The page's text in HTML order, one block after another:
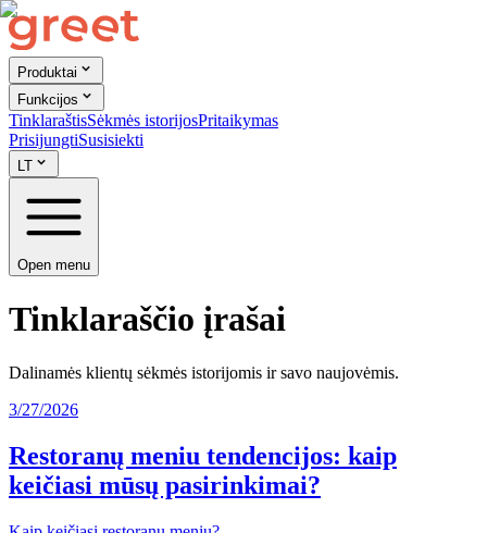
Produktai
Funkcijos
TinklaraštisSėkmės istorijosPritaikymas
PrisijungtiSusisiekti
LT
Open menu
Tinklaraščio įrašai
Dalinamės klientų sėkmės istorijomis ir savo naujovėmis.
3/27/2026
Restoranų meniu tendencijos: kaip
keičiasi mūsų pasirinkimai?